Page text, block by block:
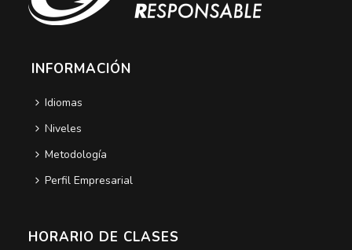
INFORMACIÓN
Idiomas
Niveles
Metodología
Perfil Empresarial
HORARIO DE CLASES